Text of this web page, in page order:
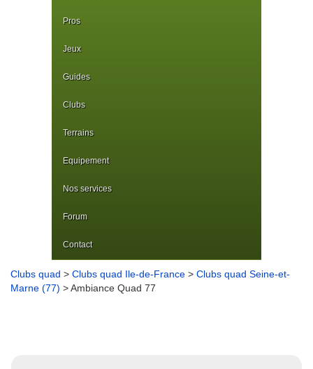
Pros
Jeux
Guides
Clubs
Terrains
Equipement
Nos services
Forum
Contact
Clubs quad > Clubs quad Ile-de-France > Clubs quad Seine-et-
Marne (77) > Ambiance Quad 77